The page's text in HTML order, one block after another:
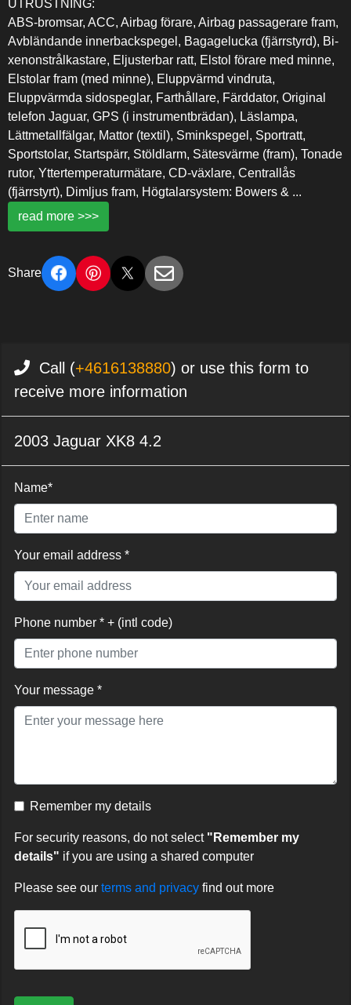
UTRUSTNING:
ABS-bromsar, ACC, Airbag förare, Airbag passagerare fram,
Avbländande innerbackspegel, Bagagelucka (fjärrstyrd), Bi-
xenonstrålkastare, Eljusterbar ratt, Elstol förare med minne,
Elstolar fram (med minne), Eluppvärmd vindruta,
Eluppvärmda sidospeglar, Farthållare, Färddator, Original
telefon Jaguar, GPS (i instrumentbrädan), Läslampa,
Lättmetallfälgar, Mattor (textil), Sminkspegel, Sportratt,
Sportstolar, Startspärr, Stöldlarm, Sätesvärme (fram), Tonade
rutor, Yttertemperaturmätare, CD-växlare, Centrallås
(fjärrstyrt), Dimljus fram, Högtalarsystem: Bowers & ...
read more >>>
Share
Call (+4616138880) or use this form to
receive more information
2003 Jaguar XK8 4.2
Name*
Your email address *
Phone number * + (intl code)
Your message *
Remember my details
For security reasons, do not select "Remember my
details" if you are using a shared computer
Please see our terms and privacy find out more